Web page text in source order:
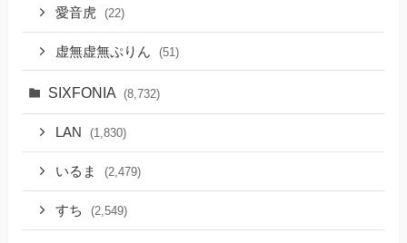
愛音虎 (22)
虚無虚無ぷりん (51)
SIXFONIA (8,732)
LAN (1,830)
いるま (2,479)
すち (2,549)